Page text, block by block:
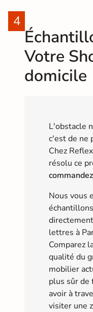
Votre
domicile
L'obstacle
c'est de ne
Chez
résolu ce
Nous vous
lettres à
Comparez
qualité du
mobilier
plus sûr de
avoir à
visiter une